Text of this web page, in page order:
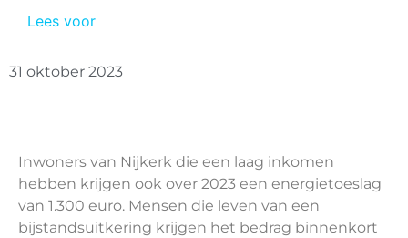
Lees voor
31 oktober 2023
Inwoners van Nijkerk die een laag inkomen
hebben krijgen ook over 2023 een energietoeslag
van 1.300 euro. Mensen die leven van een
bijstandsuitkering krijgen het bedrag binnenkort